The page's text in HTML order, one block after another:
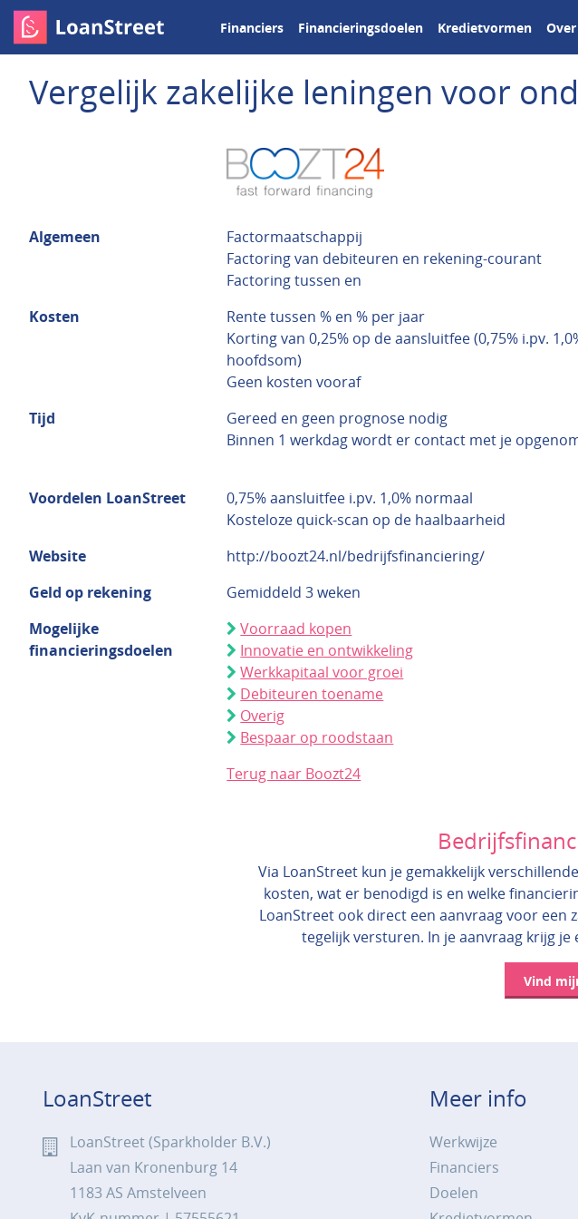
Financiers Financieringsdoelen Kredietvormen
Vergelijk zakelijke leningen voor
Algemeen
Factormaatschappij
Factoring van debiteuren en rekening-courant
Factoring tussen en
Kosten
Rente tussen % en % per jaar
Korting van 0,25% op de aansluitfee (0,75% i.pv.
hoofdsom)
Geen kosten vooraf
Tijd
Gereed en geen prognose nodig
Binnen 1 werkdag wordt er contact met je
Voordelen LoanStreet
0,75% aansluitfee i.pv. 1,0% normaal
Kosteloze quick-scan op de haalbaarheid
Website http://boozt24.nl/bedrijfsfinanciering/
Geld op rekening
Gemiddeld 3 weken
Mogelijke
financieringsdoelen
Voorraad kopen
Innovatie en ontwikkeling
Werkkapitaal voor groei
Debiteuren toename
Overig
Bespaar op roodstaan
Terug naar Boozt24
Via LoanStreet kun je gemakkelijk
kosten, wat er benodigd is en welke
LoanStreet ook direct een aanvraag voor een
tegelijk versturen. In je aanvraag krijg
Vind
LoanStreet
LoanStreet (Sparkholder B.V.)
Laan van Kronenburg 14
1183 AS Amstelveen
Meer info
Werkwijze
Financiers
Doelen